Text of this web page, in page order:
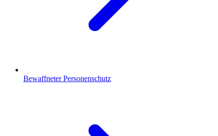
Bewaffneter Personenschutz